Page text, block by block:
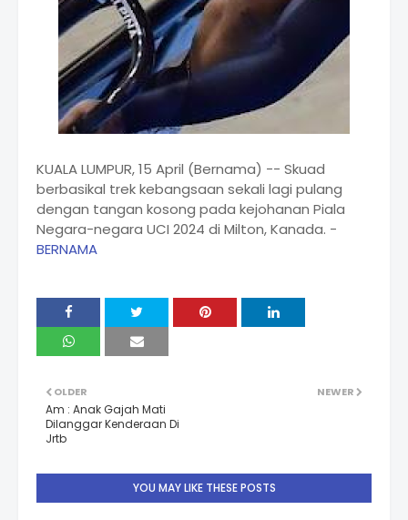
KUALA LUMPUR, 15 April (Bernama) -- Skuad
berbasikal trek kebangsaan sekali lagi pulang
dengan tangan kosong pada kejohanan Piala
Negara-negara UCI 2024 di Milton, Kanada. -
BERNAMA
NEWER
OLDER
Am : Anak Gajah Mati
Dilanggar Kenderaan Di
Jrtb
YOU MAY LIKE THESE POSTS